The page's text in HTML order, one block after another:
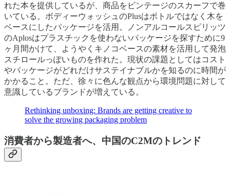
れた本を提供しているが、商品をビンテージのスカーフで巻
いている。ボディーウォッシュのPlusはボトルではなく木を
ベースにしたパッケージを活用。ノンアルコールスピリッツ
のAplosはプラスチックを使わないパッケージを探すために9
ヶ月間かけて、ようやくキノコベースの素材を活用して発泡
スチロールっぽいものを作れた。現状の課題としてはコスト
やパッケージがどれだけサステイナブルかを知るのに時間が
かかること。ただ、徐々に色んな観点から環境問題に対して
意識しているブランドが増えている。
Rethinking unboxing: Brands are getting creative to
solve the growing packaging problem
消費者から製造者へ、中国のC2Mのトレンド